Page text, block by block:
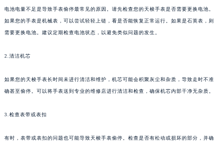
电池电量不足是导致手表偷停最常见的原因。请先检查您的天梭手表是否需要更换电池。
如果您的手表是机械表，可以尝试轻轻上链，看是否能恢复正常运行。如果是石英表，则
需要更换电池。建议定期检查电池状态，以避免类似问题的发生。
2.清洁机芯
如果您的天梭手表长时间未进行清洁和维护，机芯可能会积聚灰尘和杂质，导致走时不准
确甚至偷停。可以将手表送到专业的维修店进行清洁和检查，确保机芯内部干净无杂质。
3.检查表带或表扣
有时，表带或表扣的问题也可能导致天梭手表偷停。检查是否有松动或损坏的部分，并确